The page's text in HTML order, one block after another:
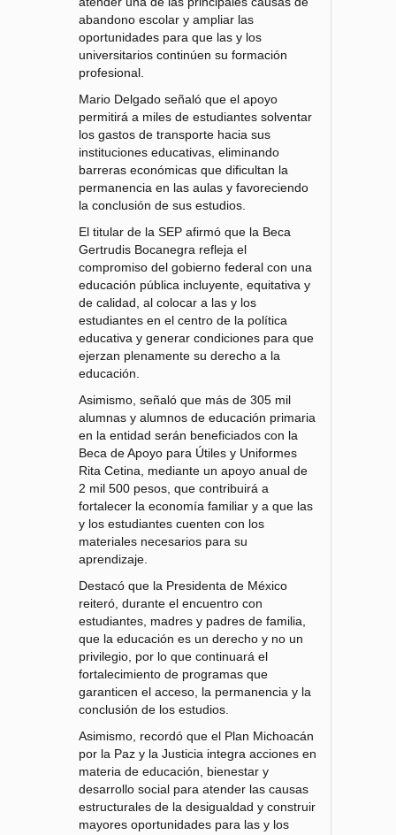
abandono escolar y ampliar las
oportunidades para que las y los
universitarios continúen su formación
profesional.
Mario Delgado señaló que el apoyo
permitirá a miles de estudiantes solventar
los gastos de transporte hacia sus
instituciones educativas, eliminando
barreras económicas que dificultan la
permanencia en las aulas y favoreciendo
la conclusión de sus estudios.
El titular de la SEP afirmó que la Beca
Gertrudis Bocanegra refleja el
compromiso del gobierno federal con una
educación pública incluyente, equitativa y
de calidad, al colocar a las y los
estudiantes en el centro de la política
educativa y generar condiciones para que
ejerzan plenamente su derecho a la
educación.
Asimismo, señaló que más de 305 mil
alumnas y alumnos de educación primaria
en la entidad serán beneficiados con la
Beca de Apoyo para Útiles y Uniformes
Rita Cetina, mediante un apoyo anual de
2 mil 500 pesos, que contribuirá a
fortalecer la economía familiar y a que las
y los estudiantes cuenten con los
materiales necesarios para su
aprendizaje.
Destacó que la Presidenta de México
reiteró, durante el encuentro con
estudiantes, madres y padres de familia,
que la educación es un derecho y no un
privilegio, por lo que continuará el
fortalecimiento de programas que
garanticen el acceso, la permanencia y la
conclusión de los estudios.
Asimismo, recordó que el Plan Michoacán
por la Paz y la Justicia integra acciones en
materia de educación, bienestar y
desarrollo social para atender las causas
estructurales de la desigualdad y construir
mayores oportunidades para las y los